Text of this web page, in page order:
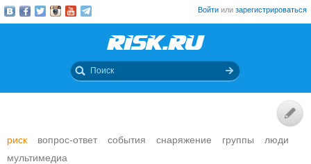
Войти или зарегистрироваться
риск вопрос-ответ события снаряжение группы
люди
мультимедиа